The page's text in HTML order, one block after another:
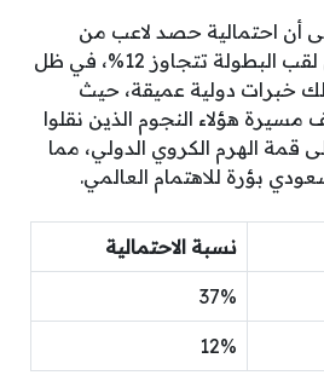
أن احتمالية حصد لاعب من
دوري روشن السعودي لقب البطولة تتجاوز 12%، في ظل
خبرات دولية عميقة، حيث
هؤلاء النجوم الذين نقلوا
قمة الهرم الكروي الدولي، مما
بؤرة للاهتمام العالمي.
نسبة الاحتمالية
37%
12%